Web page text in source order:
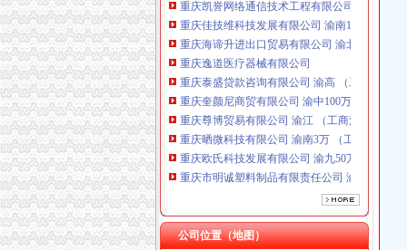
重庆佳技维科技发展有限公司 渝南100万 （进
重庆海谛升进出口贸易有限公司 渝北100万 （
重庆逸道医疗器械有限公司
重庆泰盛贷款咨询有限公司 渝高 （工商注册）
重庆奎颜尼商贸有限公司 渝中100万 （工商注
重庆尊博贸易有限公司 渝江 （工商注册）
重庆晒微科技有限公司 渝南3万 （工商注册）
重庆欧氏科技发展有限公司 渝九50万 （进出口
重庆市明诚塑料制品有限责任公司 渝高100万
重庆金品科技有限公司 渝南100万 （进出口权
重庆凯誉网络通信技术工程有限公司 渝中300
重庆佳技维科技发展有限公司 渝南100万 （进
公司位置（地图）